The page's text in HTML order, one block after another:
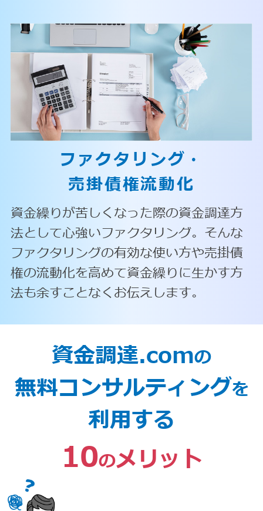
ファクタリング・
売掛債権流動化
資金繰りが苦しくなった際の資金調達方
法として心強いファクタリング。そんな
ファクタリングの有効な使い方や売掛債
権の流動化を高めて資金繰りに生かす方
法も余すことなくお伝えします。
資金調達.comの
無料コンサルティングを
利用する
10のメリット